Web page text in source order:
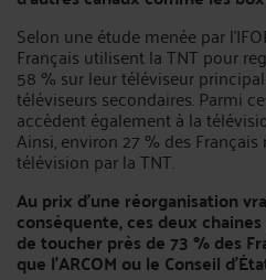
Selon une étude menée par
Français utilisent la TNT pour
58 % sur leur téléviseur
téléviseurs secondaires. Parmi
accèdent également à la
Ainsi, environ 27 % des
télévision par la TNT.
Au prix d’une réorganisation
conséquente, ces deux
de toucher près de 73 % des
que l’ARCOM ou le Conseil